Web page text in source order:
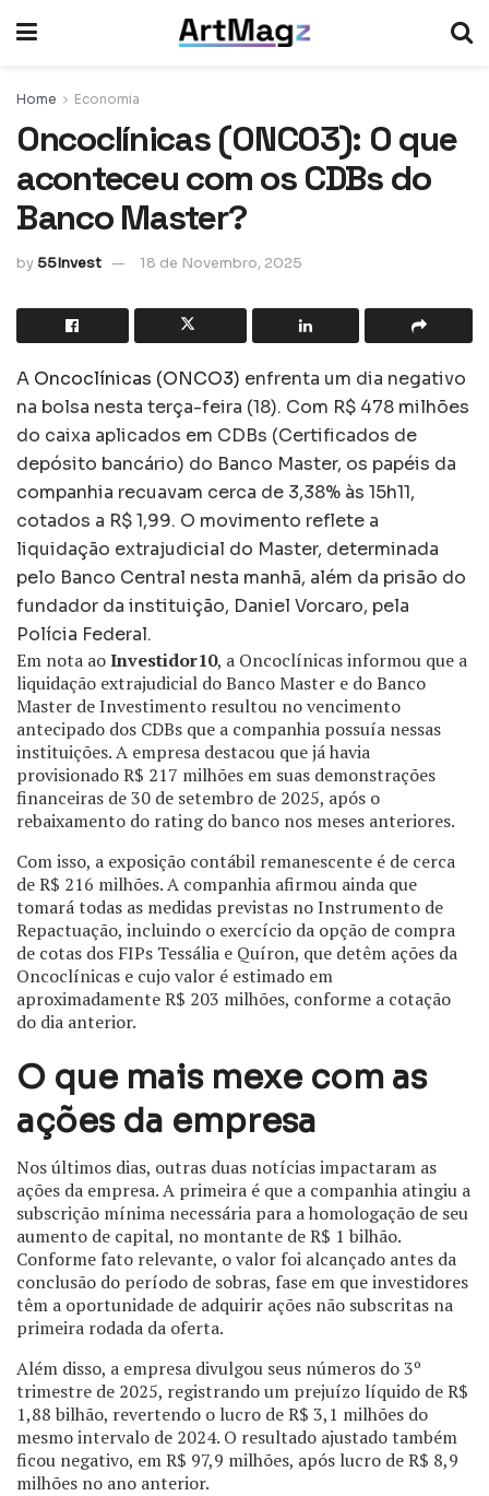
Home Economia
Oncoclínicas (ONCO3): O que
aconteceu com os CDBs do
Banco Master?
by 55Invest 18 de Novembro, 2025
A Oncoclínicas (ONCO3) enfrenta um dia negativo
na bolsa nesta terça-feira (18). Com R$ 478 milhões
do caixa aplicados em CDBs (Certificados de
depósito bancário) do Banco Master, os papéis da
companhia recuavam cerca de 3,38% às 15h11,
cotados a R$ 1,99. O movimento reflete a
liquidação extrajudicial do Master, determinada
pelo Banco Central nesta manhã, além da prisão do
fundador da instituição, Daniel Vorcaro, pela
Polícia Federal.
Em nota aoInvestidor10, a Oncoclínicas informou que a
liquidação extrajudicial do Banco Master e do Banco
Master de Investimento resultou no vencimento
antecipado dos CDBs que a companhia possuía nessas
instituições. A empresa destacou que já havia
provisionado R$ 217 milhões em suas demonstrações
financeiras de 30 de setembro de 2025, após o
rebaixamento do rating do banco nos meses anteriores.
Com isso, a exposição contábil remanescente é de cerca
de R$ 216 milhões. A companhia afirmou ainda que
tomará todas as medidas previstas no Instrumento de
Repactuação, incluindo o exercício da opção de compra
de cotas dos FIPs Tessália e Quíron, que detêm ações da
Oncoclínicas e cujo valor é estimado em
aproximadamente R$ 203 milhões, conforme a cotação
do dia anterior.
O que mais mexe com as
ações da empresa
Nos últimos dias, outras duas notícias impactaram as
ações da empresa. A primeira é que a companhia atingiu a
subscrição mínima necessária para a homologação de seu
aumento de capital, no montante de R$ 1 bilhão.
Conforme fato relevante, o valor foi alcançado antes da
conclusão do período de sobras, fase em que investidores
têm a oportunidade de adquirir ações não subscritas na
primeira rodada da oferta.
Além disso, a empresa divulgou seus números do 3º
trimestre de 2025, registrando um prejuízo líquido de R$
1,88 bilhão, revertendo o lucro de R$ 3,1 milhões do
mesmo intervalo de 2024. O resultado ajustado também
ficou negativo, em R$ 97,9 milhões, após lucro de R$ 8,9
milhões no ano anterior.